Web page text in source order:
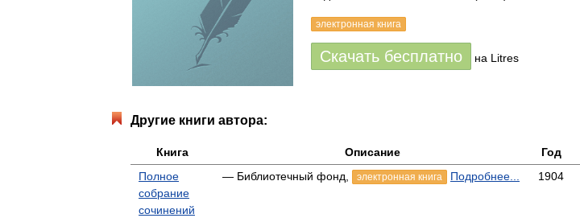
электронная книга
Скачать бесплатно на Litres
Другие книги автора:
Книга Описание Год
Полное
собрание
сочинений
— Библиотечный фонд, электронная книга Подробнее... 1904